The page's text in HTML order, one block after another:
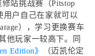
站挑战赛（Pitstop
用户自己在家就可以
），学习更换赛车
他玩家一较高下。同
Edition》
（迈凯伦定